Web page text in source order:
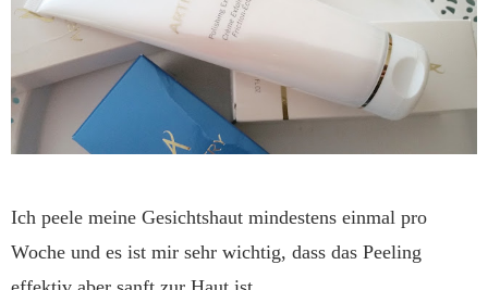
Ich peele meine Gesichtshaut mindestens einmal pro
Woche und es ist mir sehr wichtig, dass das Peeling